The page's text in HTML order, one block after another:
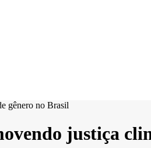
justiça